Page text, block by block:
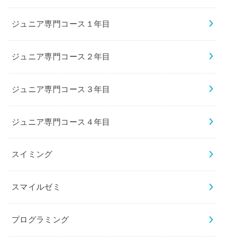
ジュニア専門コース１年目
ジュニア専門コース２年目
ジュニア専門コース３年目
ジュニア専門コース４年目
スイミング
スマイルゼミ
プログラミング